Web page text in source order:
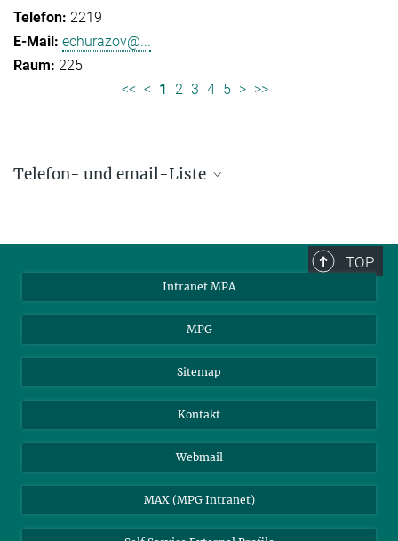
2219
echurazov@...
225
<< < 1 2 3 4 5 > >>
Telefon- und email-Liste
85748 Garching, Germany
TOP
Intranet MPA
MPG
Sitemap
Kontakt
Webmail
MAX (MPG Intranet)